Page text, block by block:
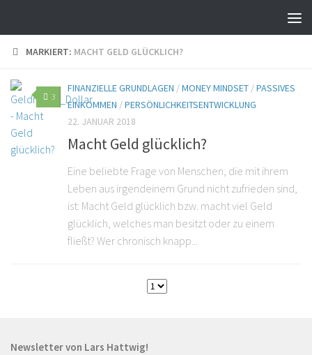
MARKIERT: MACHT GELD GLÜCKLICH?
3
FINANZIELLE GRUNDLAGEN /MONEY MINDSET /PASSIVES
EINKOMMEN /PERSÖNLICHKEITSENTWICKLUNG
22. JANUAR 2018
Macht Geld glücklich?
Eine beliebte Frage von Menschen, die mit ihrem
Leben aus irgendeinem Grund nicht zufrieden sind,
ist: Macht Geld glücklich bzw. macht viel Geld
glücklich, welches man besitzt oder zu einem
fließt? Wer chronisch knapp...
Newsletter von Lars Hattwig!